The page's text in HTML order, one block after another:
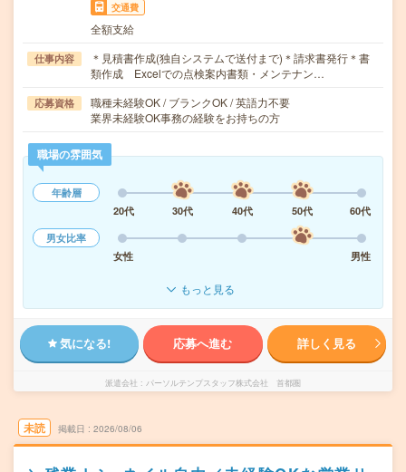
交通費
全額支給
仕事内容
＊見積書作成(独自システムで送付まで)＊請求書発行＊書
類作成 Excelでの点検案内書類・メンテナン…
応募資格
職種未経験OK / ブランクOK / 英語力不要
業界未経験OK事務の経験をお持ちの方
職場の雰囲気
年齢層
20代
30代 40代 50代
60代
男女比率
女性
男性
もっと見る
気になる! 応募へ進む 詳しく見る
派遣会社 パーソルテンプスタッフ株式会社 首都圏
未読 掲載日 2026/08/06